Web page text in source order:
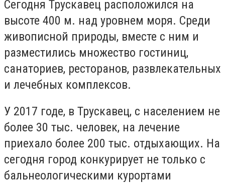
Сегодня Трускавец расположился на
высоте 400 м. над уровнем моря. Среди
живописной природы, вместе с ним и
разместились множество гостиниц,
санаториев, ресторанов, развлекательных
и лечебных комплексов.
У 2017 годе, в Трускавец, с населением не
более 30 тыс. человек, на лечение
приехало более 200 тыс. отдыхающих. На
сегодня город конкурирует не только с
бальнеологическими курортами